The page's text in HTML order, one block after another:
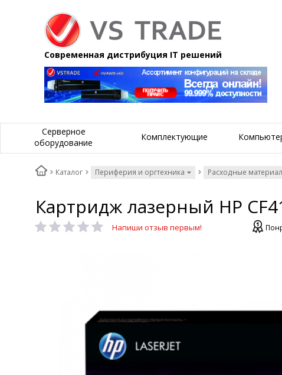
Современная дистрибуция IT решений
Серверное
оборудование
Комплектующие
Каталог Периферия и оргтехника Расходные
Картридж лазерный HP
Напиши отзыв первым!